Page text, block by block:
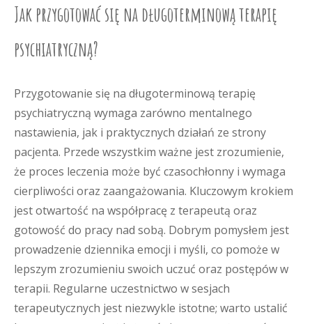
Jak przygotować się na długoterminową terapię
psychiatryczną?
Przygotowanie się na długoterminową terapię
psychiatryczną wymaga zarówno mentalnego
nastawienia, jak i praktycznych działań ze strony
pacjenta. Przede wszystkim ważne jest zrozumienie,
że proces leczenia może być czasochłonny i wymaga
cierpliwości oraz zaangażowania. Kluczowym krokiem
jest otwartość na współpracę z terapeutą oraz
gotowość do pracy nad sobą. Dobrym pomysłem jest
prowadzenie dziennika emocji i myśli, co pomoże w
lepszym zrozumieniu swoich uczuć oraz postępów w
terapii. Regularne uczestnictwo w sesjach
terapeutycznych jest niezwykle istotne; warto ustalić